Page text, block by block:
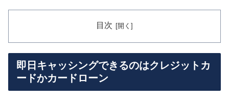
目次
即日キャッシングできるのはクレジットカ
ードかカードローン